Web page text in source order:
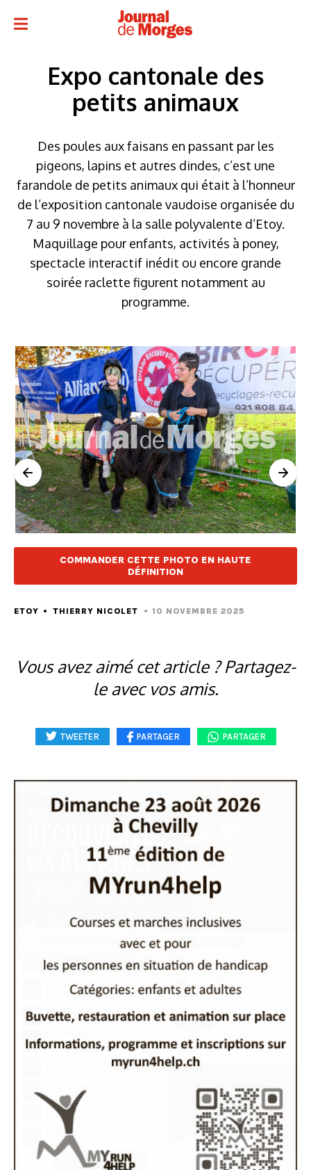
Expo cantonale des
petits animaux
Des poules aux faisans en passant par les
pigeons, lapins et autres dindes, c’est une
farandole de petits animaux qui était à l’honneur
de l’exposition cantonale vaudoise organisée du
7 au 9 novembre à la salle polyvalente d’Etoy.
Maquillage pour enfants, activités à poney,
spectacle interactif inédit ou encore grande
soirée raclette figurent notamment au
programme.
COMMANDER CETTE PHOTO EN HAUTE
DÉFINITION
ETOY THIERRY NICOLET 10 NOVEMBRE 2025
Vous avez aimé cet article ? Partagez-
le avec vos amis.
TWEETER PARTAGER PARTAGER